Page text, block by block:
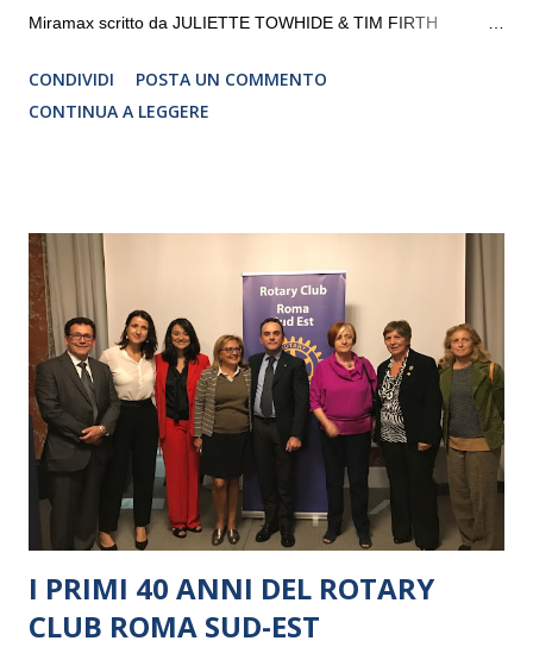
Miramax scritto da JULIETTE TOWHIDE & TIM FIRTH
CRISTINA PEZZOLI
CONDIVIDI
POSTA UN COMMENTO
CONTINUA A LEGGERE
I PRIMI 40 ANNI DEL ROTARY
CLUB ROMA SUD-EST